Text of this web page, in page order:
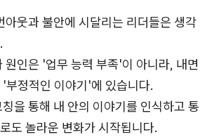
아웃과 불안에 시달리는 리더들은 생각
원인은 '업무 능력 부족'이 아니라, 내면
부정적인 이야기'에 있습니다.
을 통해 내 안의 이야기를 인식하고 통
도 놀라운 변화가 시작됩니다.